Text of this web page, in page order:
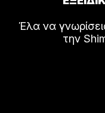
Έλα να
την